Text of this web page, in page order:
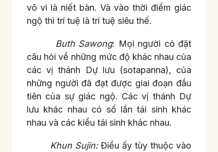
vô vi là niết bàn. Và vào thời điểm giác
ngộ thì trí tuệ là trí tuệ siêu thế.
Buth Sawong: Mọi người có đặt
câu hỏi về những mức độ khác nhau của
các vị thánh Dự lưu (sotapanna), của
những người đã đạt được giai đoạn đầu
tiên của sự giác ngộ. Các vị thánh Dự
lưu khác nhau có số lần tái sinh khác
nhau và các kiểu tái sinh khác nhau.
Khun Sujin:Điều ấy tùy thuộc vào